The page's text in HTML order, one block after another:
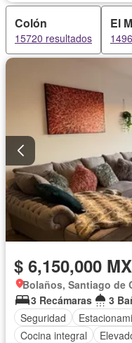
Recámara con closet
Sin amueblar
Colón
15720 resultados
El
$ 6,150,000
Bolaños, Santiago de
3 Recámaras
3
Seguridad
Cocina integral